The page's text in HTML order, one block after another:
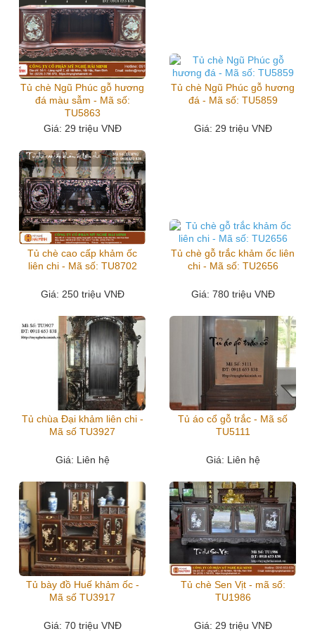
Tủ chè Ngũ Phúc gỗ hương
đá màu sẫm - Mã số:
TU5863
Giá: 29 triệu VNĐ
Tủ chè Ngũ Phúc gỗ hương
đá - Mã số: TU5859
Giá: 29 triệu VNĐ
Tủ chè cao cấp khảm ốc
liên chi - Mã số: TU8702
Giá: 250 triệu VNĐ
Tủ chè gỗ trắc khảm ốc liên
chi - Mã số: TU2656
Giá: 780 triệu VNĐ
Tủ chùa Đại khảm liên chi -
Mã số TU3927
Giá: Liên hệ
Tủ áo cổ gỗ trắc - Mã số
TU5111
Giá: Liên hệ
Tủ bày đồ Huế khảm ốc -
Mã số TU3917
Giá: 70 triệu VNĐ
Tủ chè Sen Vịt - mã số:
TU1986
Giá: 29 triệu VNĐ